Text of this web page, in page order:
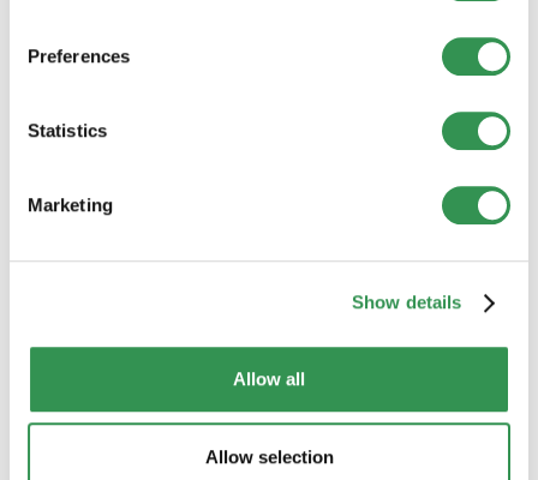
Preferences
Statistics
Marketing
Show details
Allow all
Allow selection
AG gründen
Kollektivgesellschaft gründen im
Gründen Sie Ihre Kollektivgesellschaft im Kanton
Newsletter anmelden